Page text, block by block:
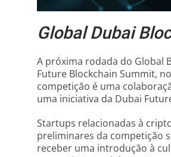
Global Dubai
A próxima rodada do Global
Future Blockchain Summit,
competição é uma
uma iniciativa da Dubai
Startups relacionadas à
preliminares da competição
receber uma introdução à